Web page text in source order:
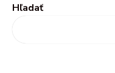
Hľadať